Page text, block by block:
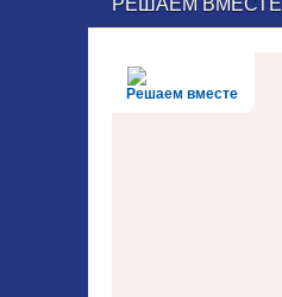
РЕШАЕМ ВМЕСТЕ
Решаем вместе